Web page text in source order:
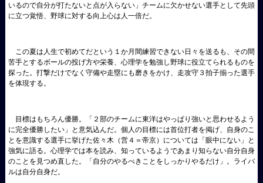
いるので自分が打たないと点が入らない」チームに欠かせない選手として先頭
に立つ覚悟、野球に対する向上心は人一倍だ。
この夏は人生で初めてだという１か月間練習できない日々を送るも、その間
苦手とするボールの投げ方や栄養、心理学を勉強し野球に役立てられるものを
探った。打撃だけでなく守備や走塁にも磨きをかけ、走攻守３拍子揃った選手
を体現する。
目標はもちろん優勝。「２部のチームに東洋はやっぱり強いと思わせるよう
に完全優勝したい」と意気込んだ。個人の目標には首位打者を掲げ、自身のこ
とを意識する選手に挙げた佐々木（営４＝帝京）については「眼中にない」と
強気に語る。心理学では本を読み、知っているようであまり知らない自分自身
のことを見つめ直した。「自分のやるべきことをしっかりやるだけ」。ライバ
ルは自分自身だ。